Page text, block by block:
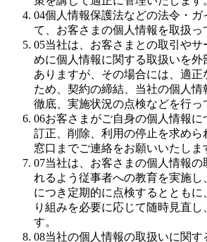
04個人情報保護法などの法令・ガ
て、お客さまの個人情報を取扱っ
05当社は、お客さまとの取引やサ
めに個人情報に関する取扱いを外
ありますが、その場合には、適正
ため、契約の締結、当社の個人情
徹底、実施状況の点検などを行っ
06お客さまがご自身の個人情報に
訂正、削除、利用の停止を求めら
窓口までご連絡をお願いいたしま
07当社は、お客さまの個人情報の
れるよう従事者への教育を実施し
につき定期的に点検するとともに
り組みを必要に応じて随時見直し
す。
08当社の個人情報の取扱いに関す